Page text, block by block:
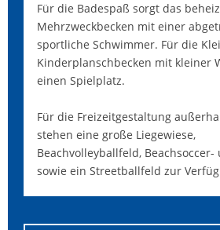
Für die Badespaß sorgt das
Mehrzweckbecken mit einer
sportliche Schwimmer. Für die
Kinderplanschbecken mit kleiner
einen Spielplatz.
Für die Freizeitgestaltung
stehen eine große Liegewiese,
Beachvolleyballfeld,
sowie ein Streetballfeld zur